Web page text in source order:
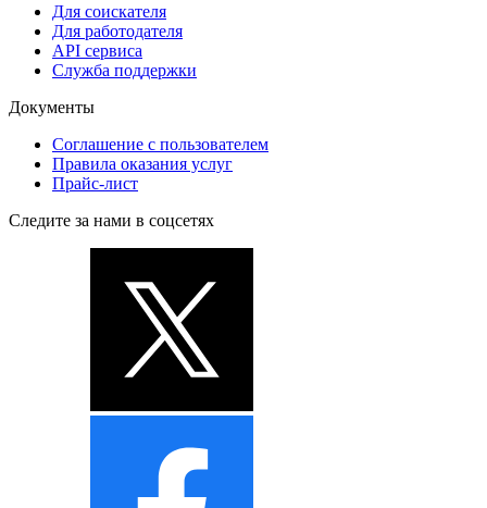
Для соискателя
Для работодателя
API сервиса
Служба поддержки
Документы
Соглашение с пользователем
Правила оказания услуг
Прайс-лист
Следите за нами в соцсетях